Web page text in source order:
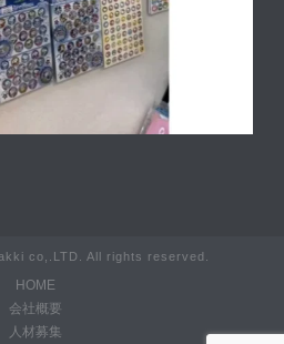
co,.LTD. All rights reserved.
HOME
会社概要
人材募集